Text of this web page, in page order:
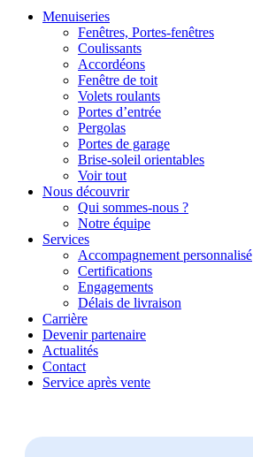
Menuiseries
Fenêtres, Portes-fenêtres
Coulissants
Accordéons
Fenêtre de toit
Volets roulants
Portes d’entrée
Pergolas
Portes de garage
Brise-soleil orientables
Voir tout
Nous découvrir
Qui sommes-nous ?
Notre équipe
Services
Accompagnement personnalisé
Certifications
Engagements
Délais de livraison
Carrière
Devenir partenaire
Actualités
Contact
Service après vente